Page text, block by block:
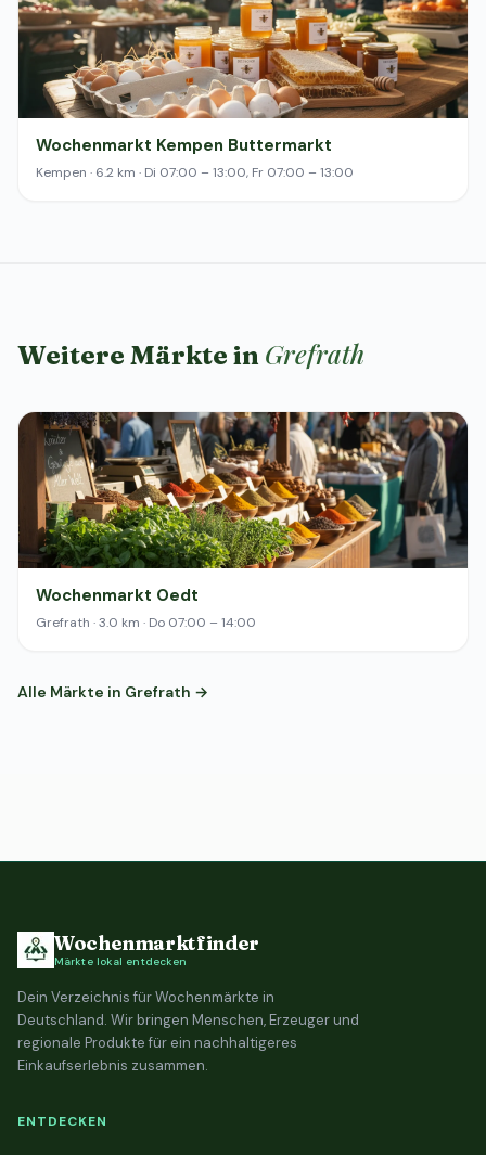
Wochenmarkt Kempen Buttermarkt
Kempen · 6.2 km · Di 07:00 – 13:00, Fr 07:00 – 13:00
Weitere Märkte in Grefrath
Wochenmarkt Oedt
Grefrath · 3.0 km · Do 07:00 – 14:00
Alle Märkte in Grefrath →
Wochenmarktfinder
Märkte lokal entdecken
Dein Verzeichnis für Wochenmärkte in
Deutschland. Wir bringen Menschen, Erzeuger und
regionale Produkte für ein nachhaltigeres
Einkaufserlebnis zusammen.
ENTDECKEN